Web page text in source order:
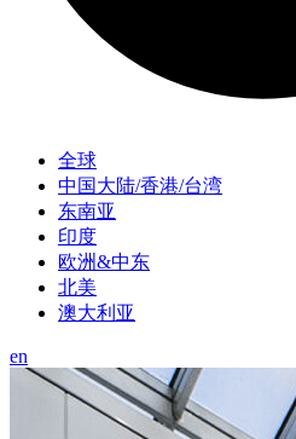
全球
中国大陆/香港/台湾
东南亚
印度
欧洲&中东
北美
澳大利亚
en